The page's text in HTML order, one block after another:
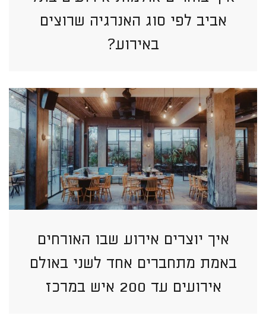
אביב לפי סוג האנרגיה שרוצים
באירוע?
איך יוצרים אירוע שבו האורחים
באמת מתחברים אחד לשני באולם
אירועים עד 200 איש במרכז